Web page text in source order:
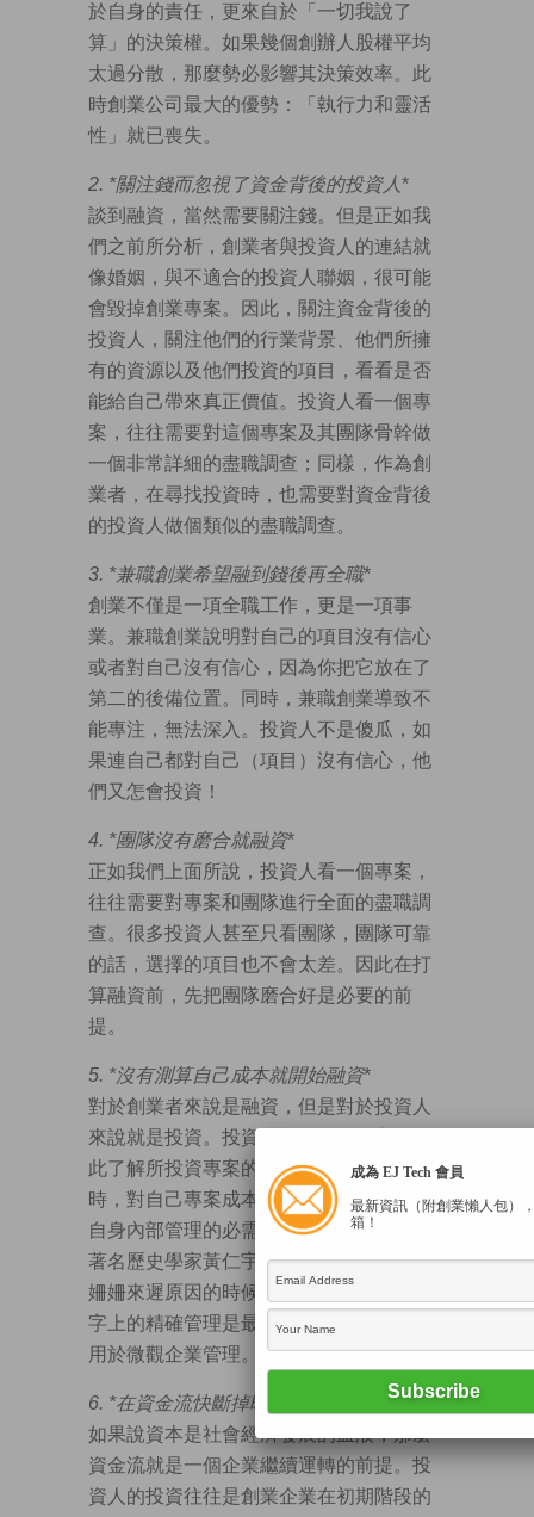
於自身的責任，更來自於「一切我說了
算」的決策權。如果幾個創辦人股權平均
太過分散，那麼勢必影響其決策效率。此
時創業公司最大的優勢：「執行力和靈活
性」就已喪失。
2. *關注錢而忽視了資金背後的投資人*
談到融資，當然需要關注錢。但是正如我
們之前所分析，創業者與投資人的連結就
像婚姻，與不適合的投資人聯姻，很可能
會毀掉創業專案。因此，關注資金背後的
投資人，關注他們的行業背景、他們所擁
有的資源以及他們投資的項目，看看是否
能給自己帶來真正價值。投資人看一個專
案，往往需要對這個專案及其團隊骨幹做
一個非常詳細的盡職調查；同樣，作為創
業者，在尋找投資時，也需要對資金背後
的投資人做個類似的盡職調查。
3. *兼職創業希望融到錢後再全職*
創業不僅是一項全職工作，更是一項事
業。兼職創業說明對自己的項目沒有信心
或者對自己沒有信心，因為你把它放在了
第二的後備位置。同時，兼職創業導致不
能專注，無法深入。投資人不是傻瓜，如
果連自己都對自己（項目）沒有信心，他
們又怎會投資！
4. *團隊沒有磨合就融資*
正如我們上面所說，投資人看一個專案，
往往需要對專案和團隊進行全面的盡職調
查。很多投資人甚至只看團隊，團隊可靠
的話，選擇的項目也不會太差。因此在打
算融資前，先把團隊磨合好是必要的前
提。
5. *沒有測算自己成本就開始融資*
對於創業者來說是融資，但是對於投資人
來說就是投資。投資講求投資回報率，因
此了解所投資專案的成本至關重要。同
時，對自己專案成本的詳細測算，不僅是
自身內部管理的必需，更是融資的依據。
著名歷史學家黃仁宇在總結現代化在中國
姍姍來遲原因的時候，認為不能建立在數
字上的精確管理是最大原因，這點同樣適
用於微觀企業管理。
6. *在資金流快斷掉時才開始融資
如果說資本是社會經濟發展的血液，那麼
資金流就是一個企業繼續運轉的前提。投
資人的投資往往是創業企業在初期階段的
成為 EJ Tech 會員
最新資訊（附創業懶人包）
箱！